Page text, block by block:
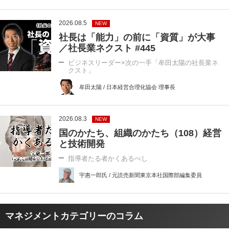
2026.08.5 NEW
社長は「能力」の前に「資質」が大事
／社長業ネクスト #445
ビジネスリーダー×次の一手「牟田太陽の社長業ネ
クスト」
牟田太陽 / 日本経営合理化協会 理事長
2026.08.3 NEW
国のかたち、組織のかたち（108）経営
と技術開発
指導者たる者かくあるべし
宇惠一郎氏 / 元読売新聞東京本社国際部編集委員
マネジメントカテゴリーのコラム